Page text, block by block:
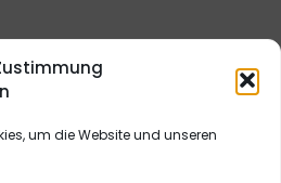
um die Website und unseren
und Historikerinnen